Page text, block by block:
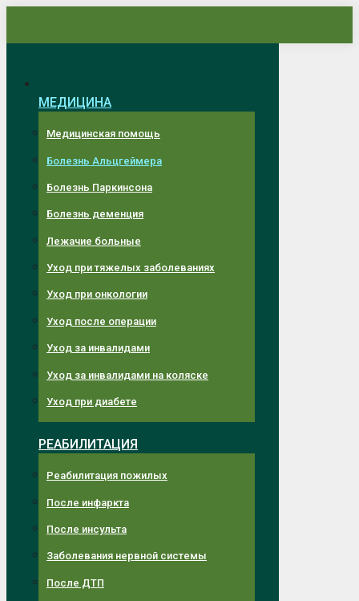
МЕДИЦИНА
Медицинская помощь
Болезнь Альцгеймера
Болезнь Паркинсона
Болезнь деменция
Лежачие больные
Уход при тяжелых заболеваниях
Уход при онкологии
Уход после операции
Уход за инвалидами
Уход за инвалидами на коляске
Уход при диабете
РЕАБИЛИТАЦИЯ
Реабилитация пожилых
После инфаркта
После инсульта
Заболевания нервной системы
После ДТП